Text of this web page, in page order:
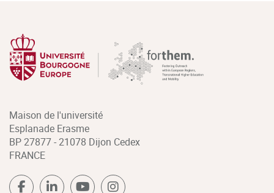
Maison de l'université
Esplanade Erasme
BP 27877 - 21078 Dijon Cedex
FRANCE